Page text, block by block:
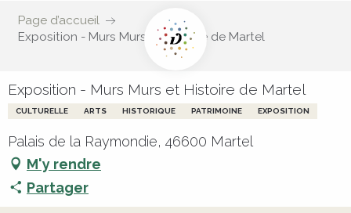
Page d’accueil
Exposition - Murs Murs et Histoire de Martel
Exposition - Murs Murs et Histoire de Martel
CULTURELLE ARTS HISTORIQUE PATRIMOINE EXPOSITION
Palais de la Raymondie, 46600 Martel
M'y rendre
Partager